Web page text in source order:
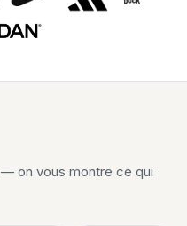
on vous montre ce qui